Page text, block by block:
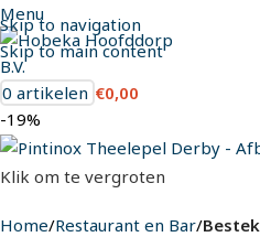
Skip to navigation
Skip to main content
Menu
0 artikelen €0,00
-19%
Klik om te vergroten
Home Restaurant en Bar Bestek